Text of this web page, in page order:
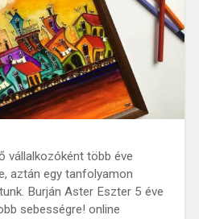
vállalkozóként több éve
aztán egy tanfolyamon
Burján Aster Eszter 5 éve
sebességre! online